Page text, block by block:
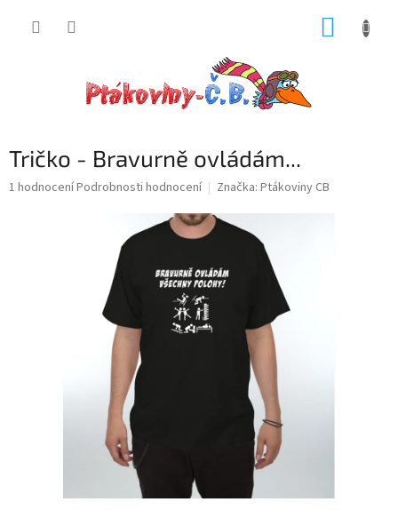
Tričko - Bravurně ovládám...
Průměrné
1 hodnoceníPodrobnosti hodnocení Značka: Ptákoviny CB